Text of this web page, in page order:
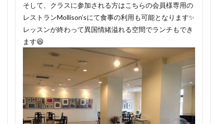
そして、クラスに参加される方はこちらの会員様専用の
レストランMollison’sにて食事の利用も可能となります✨
レッスンが終わって異国情緒溢れる空間でランチもでき
ます😆